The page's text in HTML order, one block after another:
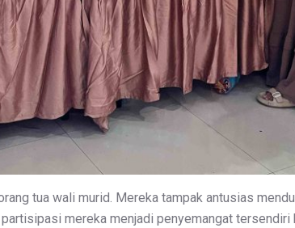
tua wali murid. Mereka tampak antusias
mereka menjadi penyemangat